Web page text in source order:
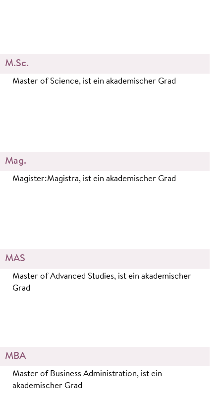
M.Sc.
Master of Science, ist ein akademischer Grad
Mag.
Magister:Magistra, ist ein akademischer Grad
MAS
Master of Advanced Studies, ist ein akademischer
Grad
MBA
Master of Business Administration, ist ein
akademischer Grad